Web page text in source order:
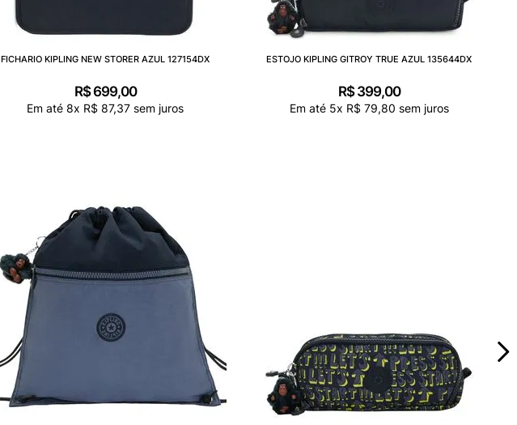
FICHARIO KIPLING NEW STORER AZUL 127154DX
R$ 699,00
Em até 8x R$ 87,37 sem juros
ESTOJO KIPLING GITROY TRUE AZUL 135644DX
R$ 399,00
Em até 5x R$ 79,80 sem juros